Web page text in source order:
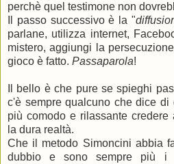
perchè quel testimone non
Il passo successivo è la "
parlane, utilizza internet,
mistero, aggiungi la
gioco è fatto. Passaparola!
Il bello è che pure se spieghi
c'è sempre qualcuno che dice di
più comodo e rilassante credere
la dura realtà.
Che il metodo Simoncini abbia
dubbio e sono sempre più i